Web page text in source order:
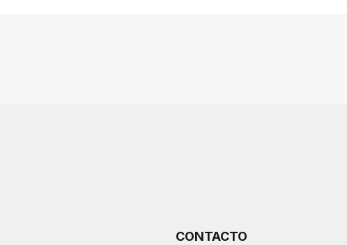
CONTACTO